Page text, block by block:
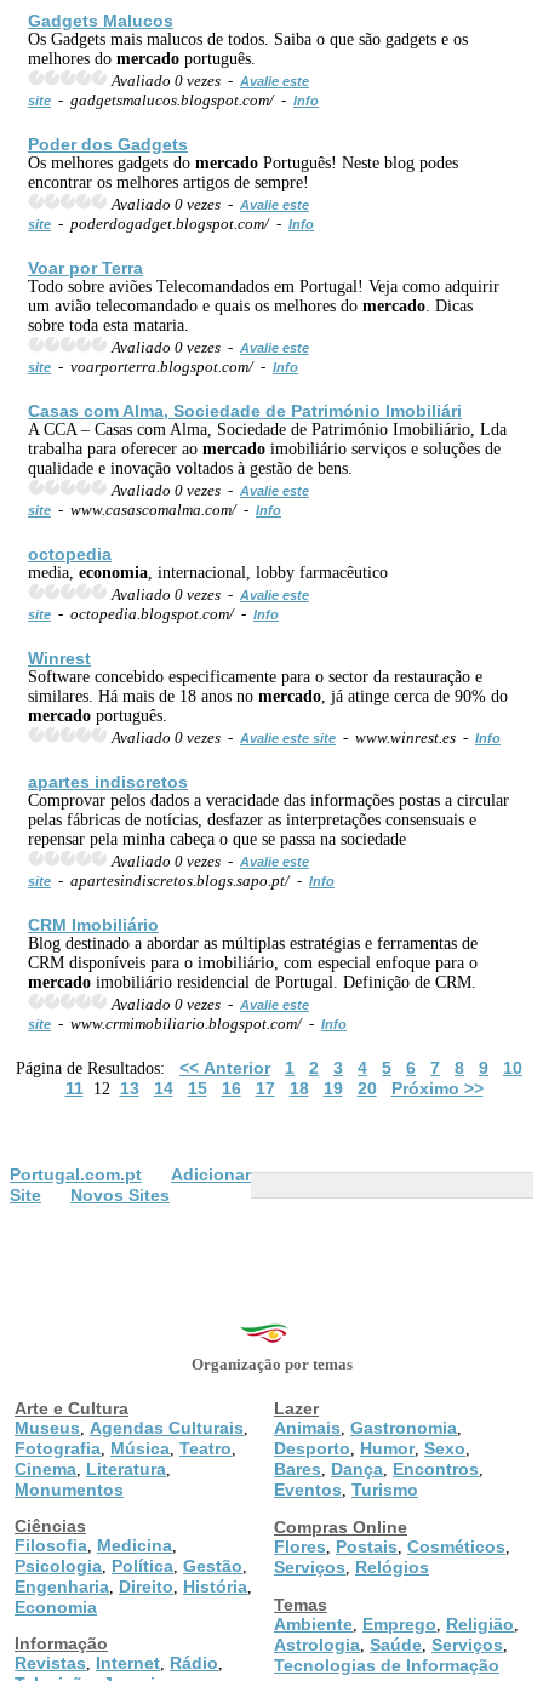
Gadgets Malucos
Os Gadgets mais malucos de todos. Saiba o que são gadgets e os
melhores do mercado português.
Avaliado 0 vezes - Avalie este
site - gadgetsmalucos.blogspot.com/ - Info
Poder dos Gadgets
Os melhores gadgets do mercado Português! Neste blog podes
encontrar os melhores artigos de sempre!
Avaliado 0 vezes - Avalie este
site - poderdogadget.blogspot.com/ - Info
Voar por Terra
Todo sobre aviões Telecomandados em Portugal! Veja como adquirir
um avião telecomandado e quais os melhores do mercado . Dicas
sobre toda esta mataria.
Avaliado 0 vezes - Avalie este
site - voarporterra.blogspot.com/ - Info
Casas com Alma, Sociedade de Património Imobiliári
A CCA – Casas com Alma, Sociedade de Património Imobiliário, Lda
trabalha para oferecer ao mercado imobiliário serviços e soluções de
qualidade e inovação voltados à gestão de bens.
Avaliado 0 vezes - Avalie este
site - www.casascomalma.com/ - Info
octopedia
media, economia , internacional, lobby farmacêutico
Avaliado 0 vezes - Avalie este
site - octopedia.blogspot.com/ - Info
Winrest
Software concebido especificamente para o sector da restauração e
similares. Há mais de 18 anos no mercado , já atinge cerca de 90% do
mercado português.
Avaliado 0 vezes - Avalie este site - www.winrest.es - Info
apartes indiscretos
Comprovar pelos dados a veracidade das informações postas a circular
pelas fábricas de notícias, desfazer as interpretações consensuais e
repensar pela minha cabeça o que se passa na sociedade
Avaliado 0 vezes - Avalie este
site - apartesindiscretos.blogs.sapo.pt/ - Info
CRM Imobiliário
Blog destinado a abordar as múltiplas estratégias e ferramentas de
CRM disponíveis para o imobiliário, com especial enfoque para o
mercado imobiliário residencial de Portugal. Definição de CRM.
Avaliado 0 vezes - Avalie este
site - www.crmimobiliario.blogspot.com/ - Info
Página de Resultados: << Anterior 1 2 3 4 5 6 7 8 9
10
1112 13 14 15 16 17 18 19 20 Próximo >>
Portugal.com.pt
Adicionar
Site
Novos Sites
Organização por temas
Arte e Cultura
Museus
Agendas Culturais
Fotografia Música Teatro
Cinema Literatura
Monumentos
Ciências
Filosofia Medicina
Psicologia Política Gestão
Engenharia Direito História
Economia
Informação
Revistas
Internet Rádio
Lazer
Animais Gastronomia
Desporto Humor, Sexo
Bares Dança Encontros
Eventos Turismo
Compras Online
Flores
Postais Cosméticos
Serviços
Relógios
Temas
Ambiente Emprego Religião
Astrologia Saúde Serviços
Tecnologias de Informação